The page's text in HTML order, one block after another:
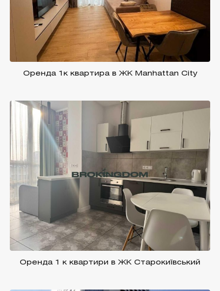
Оренда 1к квартира в ЖК Manhattan City
Оренда 1 к квартири в ЖК Старокиївський